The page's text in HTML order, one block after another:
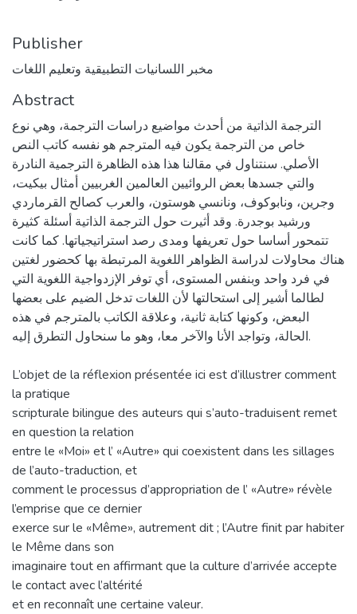
Publisher
مخبر اللسانيات التطبيقية وتعليم اللغات
Abstract
الترجمة الذاتية من أحدث مواضيع دراسات الترجمة، وهي نوع
خاص من الترجمة يكون فيه المترجم هو نفسه كاتب النص
الأصلي. سنتناول في مقالنا هذا هذه الظاهرة الترجمية النادرة
والتي جسدها بعض الروائيين العالمين الغربيين أمثال بيكيت،
وجرين، ونابوكوف، ونانسي هوستون، والعرب كصالح القرماردي
ورشيد بوجدرة. وقد أثيرت حول الترجمة الذاتية أسئلة كثيرة
تتمحور أساسا حول تعريفها ومدى رصد استراتيجياتها. كما كانت
هناك محاولات لدراسة الظواهر اللغوية المرتبطة بها كحضور لغتين
في فرد واحد وبنفس المستوى، أي توفر الإزدواجية اللغوية التي
لطالما أشير إلى استحالتها لأن اللغات تدخل الضيم على بعضها
البعض، وكونها كتابة ثانية، وعلاقة الكاتب بالمترجم في هذه
الحالة، وتواجد الأنا والآخر معا، وهو ما سنحاول التطرق إليه.
L’objet de la réflexion présentée ici est d’illustrer comment
la pratique
scripturale bilingue des auteurs qui s’auto-traduisent remet
en question la relation
entre le «Moi» et l’ «Autre» qui coexistent dans les sillages
de l’auto-traduction, et
comment le processus d’appropriation de l’ «Autre» révèle
l’emprise que ce dernier
exerce sur le «Même», autrement dit ; l’Autre finit par habiter
le Même dans son
imaginaire tout en affirmant que la culture d’arrivée accepte
le contact avec l’altérité
et en reconnaît une certaine valeur.